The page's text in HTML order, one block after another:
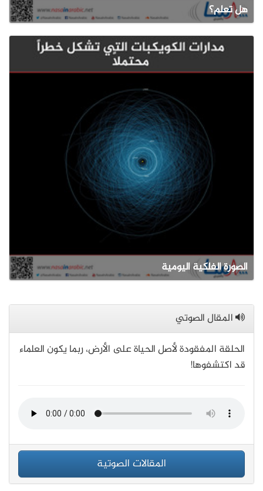
هل تعلم؟
الصورة الفلكية اليومية
المقال الصوتي
الحلقة المفقودة لأصل الحياة على الأرض، ربما يكون العلماء
قد اكتشفوها!
المقالات الصوتية